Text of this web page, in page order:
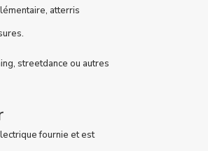
atterris
streetdance ou autres
fournie et est